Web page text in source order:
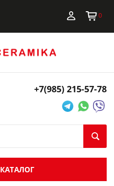
0
+7(985) 215-57-78
КАТАЛОГ